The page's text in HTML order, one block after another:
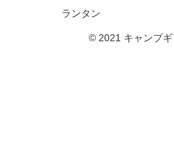
ランタン
© 2021 キャンプ